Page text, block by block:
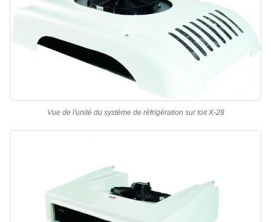
Vue de l'unité du système de réfrigération sur toit X-28